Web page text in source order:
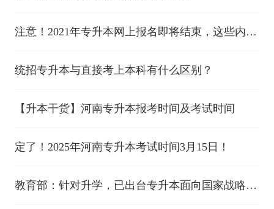
注意！2021年专升本网上报名即将结束，这些内容
统招专升本与直接考上本科有什么区别？
【升本干货】河南专升本报考时间及考试时间
定了！2025年河南专升本考试时间3月15日！
教育部：针对升学，已出台专升本面向国家战略和